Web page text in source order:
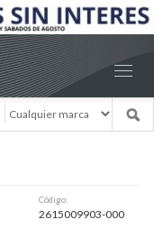
Código:
2615009903-000